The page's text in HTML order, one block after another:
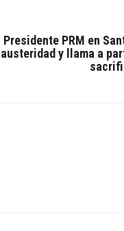
Presidente PRM en
austeridad y llama a